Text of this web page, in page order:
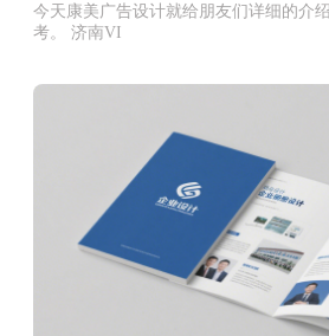
今天康美广告设计就给朋友们详细的介
考。 济南VI